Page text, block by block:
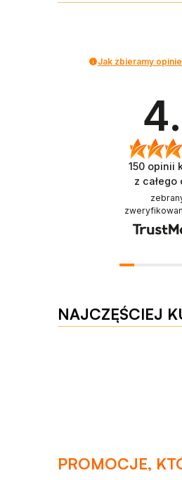
Jak zbieramy
150 opinii
z całego
NAJCZĘŚCIEJ
PROMOCJE,